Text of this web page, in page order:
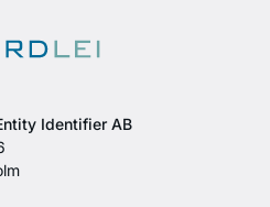
Identifier AB